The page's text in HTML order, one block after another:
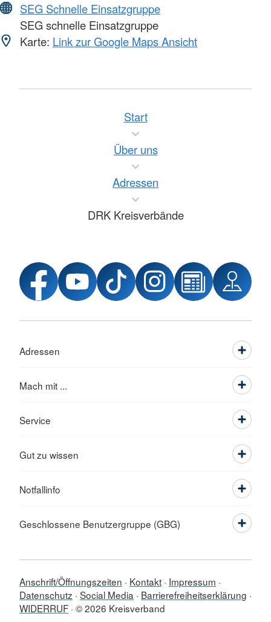
SEG Schnelle Einsatzgruppe
SEG schnelle Einsatzgruppe
Karte: Link zur Google Maps Ansicht
Start
Über uns
Adressen
DRK Kreisverbände
Adressen
Mach mit ...
Service
Gut zu wissen
Notfallinfo
Geschlossene Benutzergruppe (GBG)
Anschrift/Öffnungszeiten Kontakt Impressum
Datenschutz Social Media
Barrierefreiheitserklärung
WIDERRUF © 2026 Kreisverband